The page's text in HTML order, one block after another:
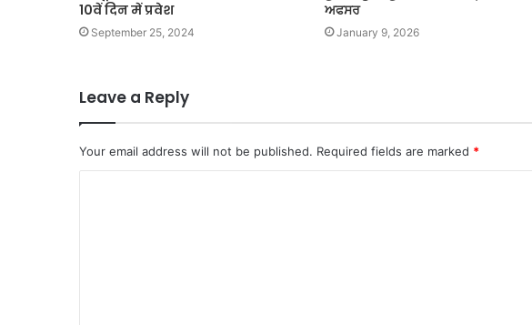
10वें दिन में प्रवेश
September 25, 2024
ਅਫਸਰ
January 9, 2026
Leave a Reply
Your email address will not be published. Required fields are marked *